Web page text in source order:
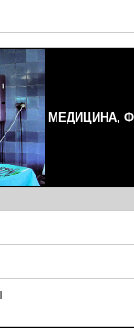
МЕДИЦИНА,